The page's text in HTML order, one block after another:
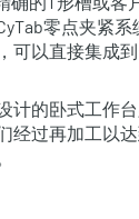
零点夹紧
可以直接集成到
计的卧式工作
经过再加工以